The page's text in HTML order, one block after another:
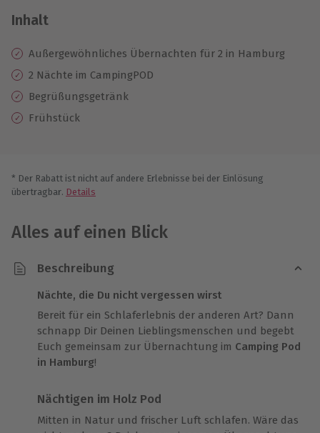
Inhalt
Außergewöhnliches Übernachten für 2 in Hamburg
2 Nächte im CampingPOD
Begrüßungsgetränk
Frühstück
* Der Rabatt ist nicht auf andere Erlebnisse bei der Einlösung
übertragbar. Details
Alles auf einen Blick
Beschreibung
Nächte, die Du nicht vergessen wirst
Bereit für ein Schlaferlebnis der anderen Art? Dann
schnapp Dir Deinen Lieblingsmenschen und begebt
Euch gemeinsam zur Übernachtung im Camping Pod
in Hamburg!
Nächtigen im Holz Pod
Mitten in Natur und frischer Luft schlafen. Wäre das